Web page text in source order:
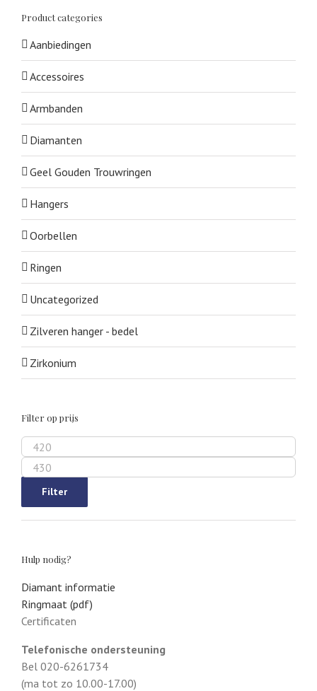
Product categories
Aanbiedingen
Accessoires
Armbanden
Diamanten
Geel Gouden Trouwringen
Hangers
Oorbellen
Ringen
Uncategorized
Zilveren hanger - bedel
Zirkonium
Filter op prijs
Min.
prijs
Max.
prijs
Filter
Hulp nodig?
Diamant informatie
Ringmaat (pdf)
Certificaten
Telefonische ondersteuning
Bel 020-6261734
(ma tot zo 10.00-17.00)